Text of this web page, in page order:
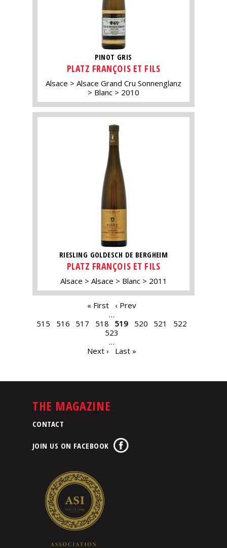
PINOT GRIS
PLATZ FRANÇOIS ET FILS
Alsace
Alsace Grand Cru Sonnenglanz
Blanc
2010
RIESLING GOLDESCH DE BERGHEIM
PLATZ FRANÇOIS ET FILS
Alsace Alsace Blanc 2011
« First
‹ Prev
…
515
516 517 518 519 520 521
522
523
…
Next ›
Last »
THE MAGAZINE
CONTACT
JOIN US ON FACEBOOK